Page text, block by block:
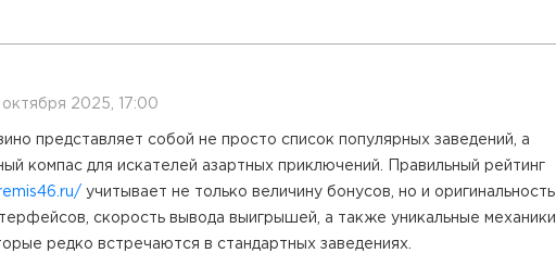
октября 2025, 17:00
представляет собой не просто список популярных заведений, а
компас для искателей азартных приключений. Правильный рейтинг
учитывает не только величину бонусов, но и оригинальность
скорость вывода выигрышей, а также уникальные механики
редко встречаются в стандартных заведениях.